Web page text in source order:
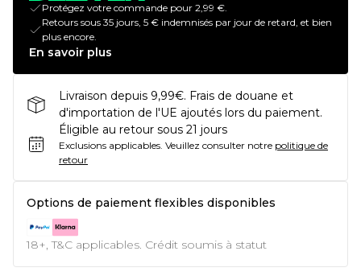
Protégez votre commande pour 2,99 €.
Retours sous 35 jours, 5 € indemnisés par jour de retard, et bien
plus encore.
En savoir plus
Livraison depuis 9,99€. Frais de douane et
d'importation de l'UE ajoutés lors du paiement.
Éligible au retour sous 21 jours
Exclusions applicables. Veuillez consulter notre politique de
retour
Options de paiement flexibles disponibles
18+, T&C applicables. Crédit soumis à statut